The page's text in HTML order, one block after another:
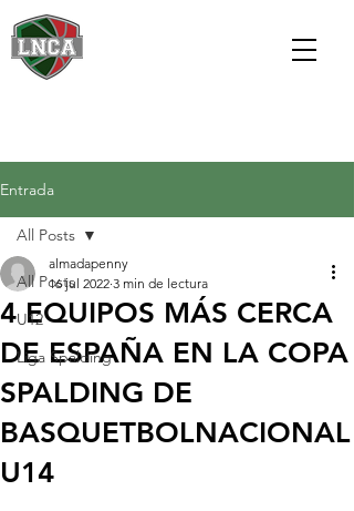
Entrada
All Posts
U12
Liga Spalding
All Posts
4 EQUIPOS MÁS CERCA
DE ESPAÑA EN LA COPA
SPALDING DE
BASQUETBOLNACIONAL
U14
almadapenny
16 jul 2022 3 min de lectura